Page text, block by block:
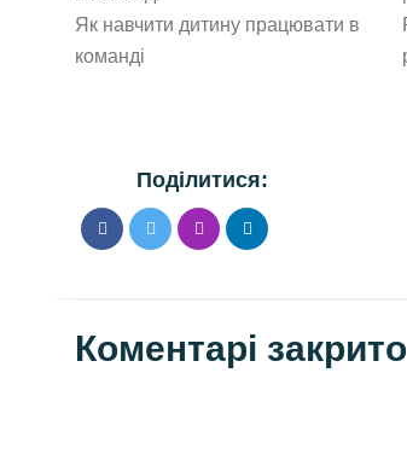
Як навчити дитину працювати в
команді
Поділитися:
Коментарі закрито